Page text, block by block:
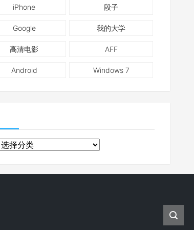
iPhone 段子
Google 我的大学
高清电影 AFF
Android Windows 7